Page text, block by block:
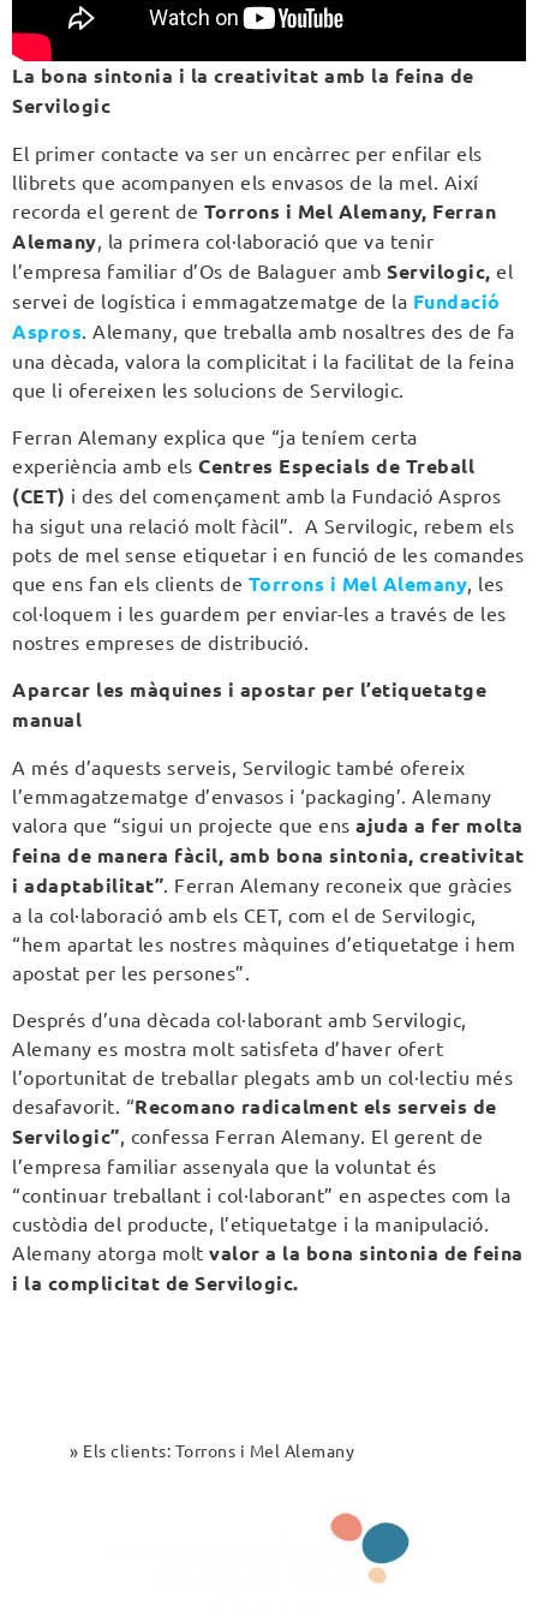
La bona sintonia i la creativitat amb la feina de
Servilogic
El primer contacte va ser un encàrrec per enfilar els
llibrets que acompanyen els envasos de la mel. Així
recorda el gerent de Torrons i Mel Alemany, Ferran
Alemany, la primera col·laboració que va tenir
l’empresa familiar d’Os de Balaguer amb Servilogic, el
servei de logística i emmagatzematge de la Fundació
Aspros. Alemany, que treballa amb nosaltres des de fa
una dècada, valora la complicitat i la facilitat de la feina
que li ofereixen les solucions de Servilogic.
Ferran Alemany explica que “ja teníem certa
experiència amb els Centres Especials de Treball
(CET) i des del començament amb la Fundació Aspros
ha sigut una relació molt fàcil”. A Servilogic, rebem els
pots de mel sense etiquetar i en funció de les comandes
que ens fan els clients de Torrons i Mel Alemany, les
col·loquem i les guardem per enviar-les a través de les
nostres empreses de distribució.
Aparcar les màquines i apostar per l’etiquetatge
manual
A més d’aquests serveis, Servilogic també ofereix
l’emmagatzematge d’envasos i ‘packaging’. Alemany
valora que “sigui un projecte que ens ajuda a fer molta
feina de manera fàcil, amb bona sintonia, creativitat
i adaptabilitat”. Ferran Alemany reconeix que gràcies
a la col·laboració amb els CET, com el de Servilogic,
“hem apartat les nostres màquines d’etiquetatge i hem
apostat per les persones”.
Després d’una dècada col·laborant amb Servilogic,
Alemany es mostra molt satisfeta d’haver ofert
l’oportunitat de treballar plegats amb un col·lectiu més
desafavorit. “Recomano radicalment els serveis de
Servilogic”, confessa Ferran Alemany. El gerent de
l’empresa familiar assenyala que la voluntat és
“continuar treballant i col·laborant” en aspectes com la
custòdia del producte, l’etiquetatge i la manipulació.
Alemany atorga molt valor a la bona sintonia de feina
i la complicitat de Servilogic.
» Els clients: Torrons i Mel Alemany